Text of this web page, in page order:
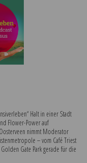
Halt in einer Stadt
Flower-Power auf
nimmt Moderator
– vom Café Triest
Gate Park gerade für die